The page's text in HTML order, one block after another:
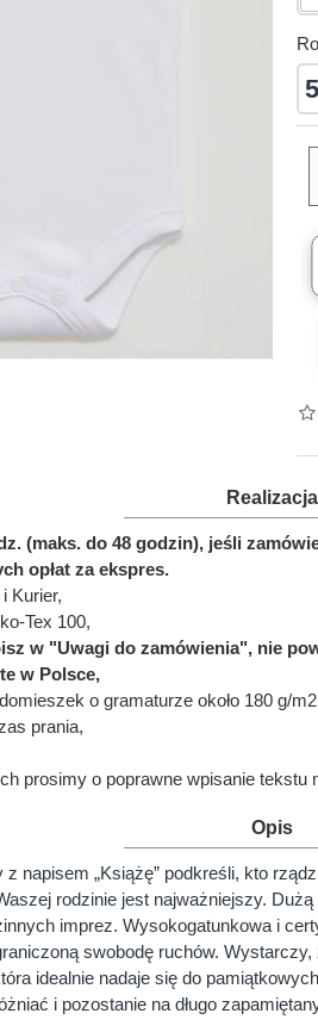
Realizacja
(maks. do 48 godzin), jeśli
opłat za ekspres.
Kurier,
Tex 100,
w "Uwagi do zamówienia", nie
w Polsce,
o gramaturze około 180 g/
prania,
prosimy o poprawne wpisanie
Opis
napisem „Książę” podkreśli, kto
rodzinie jest najważniejszy.
imprez. Wysokogatunkowa i
swobodę ruchów.
idealnie nadaje się do
i pozostanie na długo